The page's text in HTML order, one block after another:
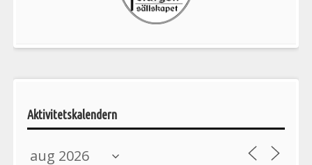
Aktivitetskalendern